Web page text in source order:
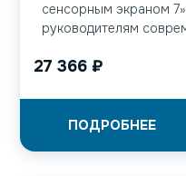
сенсорным экраном
руководителям
27 366 ₽
ПОДРОБНЕЕ